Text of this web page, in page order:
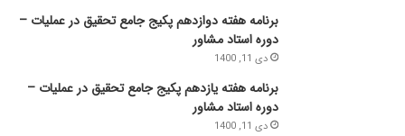
برنامه هفته دوازدهم پکیج جامع تحقیق در عملیات –
دوره استاد مشاور
دی 11, 1400
برنامه هفته یازدهم پکیج جامع تحقیق در عملیات –
دوره استاد مشاور
دی 11, 1400